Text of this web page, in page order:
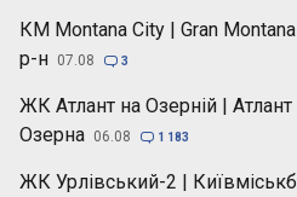
КМ Montana City | Gran
р-н 07.08  3
ЖК Атлант на Озерній |
Озерна 06.08  1 183
ЖК Урлівський-2 |